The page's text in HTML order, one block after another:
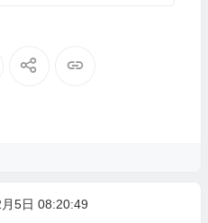
5日 08:20:49